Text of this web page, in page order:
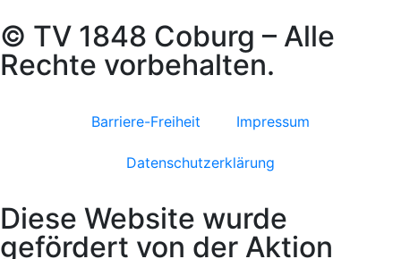
© TV 1848 Coburg – Alle
Rechte vorbehalten.
Barriere-Freiheit Impressum
Datenschutzerklärung
Diese Website wurde
gefördert von der Aktion